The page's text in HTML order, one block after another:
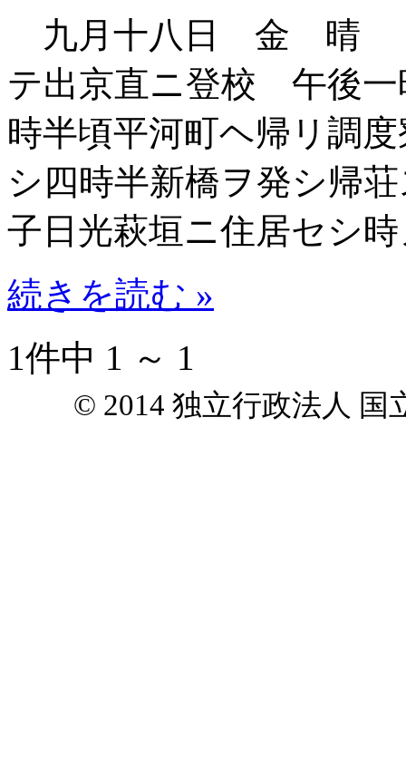
九月十八日 金 晴
テ出京直ニ登校 午後一
時半頃平河町ヘ帰リ調
シ四時半新橋ヲ発シ帰
子日光萩垣ニ住居セシ
続きを読む »
1件中 1 ～ 1
© 2014 独立行政法人 国